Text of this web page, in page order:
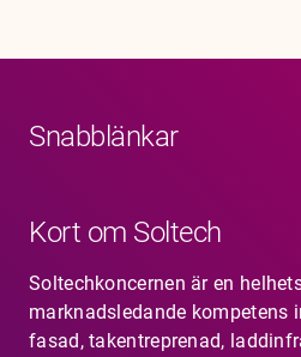
Snabblänkar
Kort om Soltech
Soltechkoncernen är en
marknadsledande kompetens
fasad, takentreprenad,